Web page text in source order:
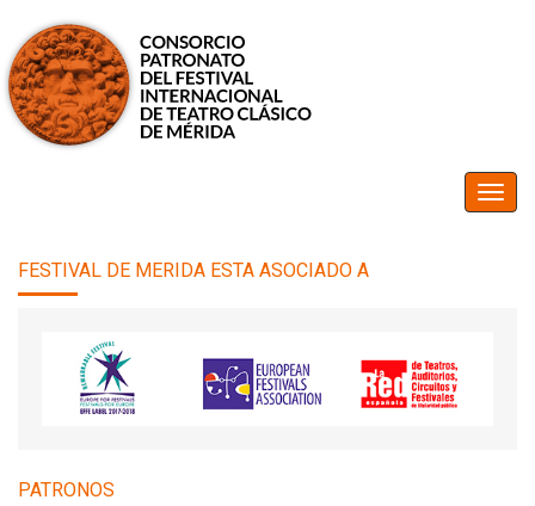
FESTIVAL DE MERIDA ESTA ASOCIADO A
PATRONOS